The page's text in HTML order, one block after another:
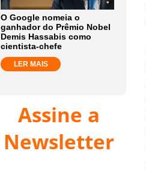
O Google nomeia o
ganhador do Prêmio Nobel
Demis Hassabis como
cientista-chefe
LER MAIS
Assine a
Newsletter